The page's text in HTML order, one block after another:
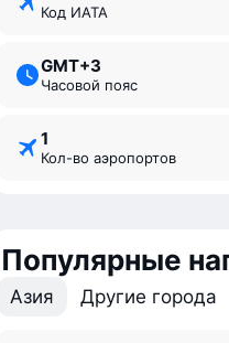
Код ИАТА
GMT+3
Часовой пояс
1
Кол-во аэропортов
Популярные
Азия Другие города